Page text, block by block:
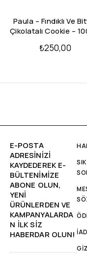
Paula – Fındıklı Ve
Çikolatalı Cookie –
₺250,00
E-POSTA
ADRESINIZI
KAYDEDEREK E-
BÜLTENIMIZE
ABONE OLUN,
YENİ
ÜRÜNLERDEN VE
KAMPANYALARDA
N ILK SIZ
HABERDAR OLUN!